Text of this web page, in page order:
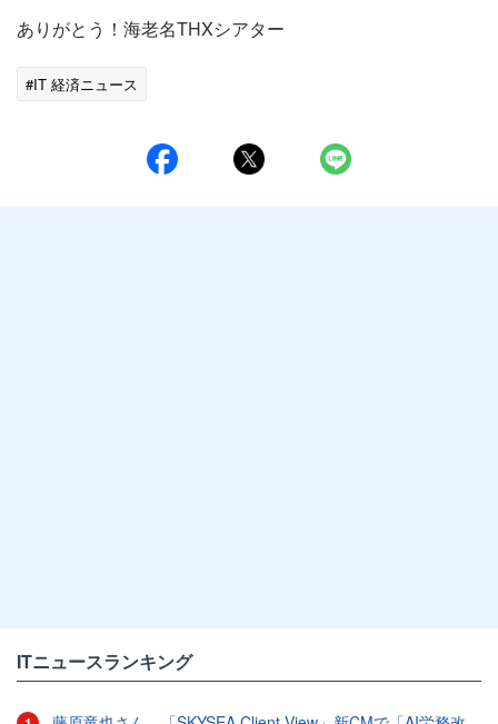
ありがとう！海老名THXシアター
#IT 経済ニュース
ITニュースランキング